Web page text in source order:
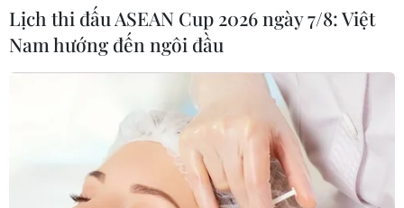
Lịch thi đấu ASEAN Cup 2026 ngày 7/8: Việt
Nam hướng đến ngôi đầu